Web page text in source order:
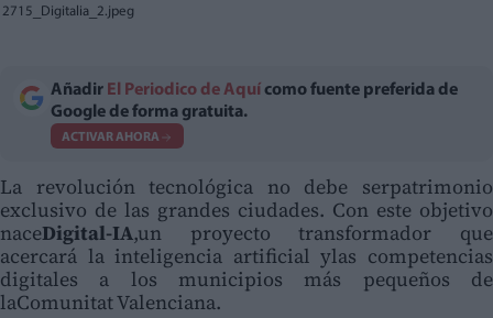
2715_Digitalia_2.jpeg
Añadir El Periodico de Aquí como fuente preferida de
Google de forma gratuita.
ACTIVAR AHORA
La revolución tecnológica no debe serpatrimonio
exclusivo de las grandes ciudades. Con este objetivo
naceDigital-IA,un proyecto transformador que
acercará la inteligencia artificial ylas competencias
digitales a los municipios más pequeños de
laComunitat Valenciana.